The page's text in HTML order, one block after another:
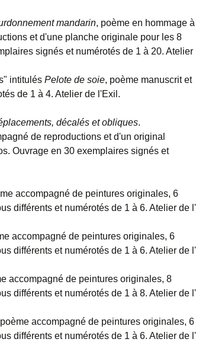
&
2014 Champs
2012 Racines
& Croisements
2013 Retables
non-séparés &
2011 Retables-
2011 Les croix ou
2007 Triades-
Intercepts,
2006 Archipels-
Images
2004
mandarin, poème en hommage à
et d'une planche originale pour les 8
signés et numérotés de 1 à 20. Atelier
intitulés Pelote de soie, poème manuscrit et
de 1 à 4. Atelier de l'Exil.
décalés et obliques.
de reproductions et d'un original
Ouvrage en 30 exemplaires signés et
accompagné de peintures originales, 6
différents et numérotés de 1 à 6. Atelier de l'
accompagné de peintures originales, 6
différents et numérotés de 1 à 6. Atelier de l'
accompagné de peintures originales, 8
différents et numérotés de 1 à 8. Atelier de l'
accompagné de peintures originales, 6
différents et numérotés de 1 à 6. Atelier de l'